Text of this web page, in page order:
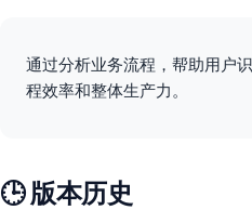
通过分析业务流程，帮助用户
程效率和整体生产力。
🕒 版本历史